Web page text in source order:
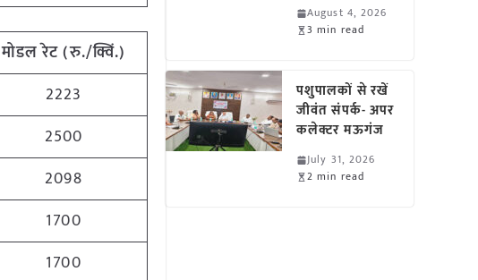
मोडल रेट(रु./क्विं.)
2223
2500
2098
1700
1700
August 4, 2026
3 min read
पशुपालकों से रखें
जीवंत संपर्क- अपर
कलेक्टर मऊगंज
July 31, 2026
2 min read